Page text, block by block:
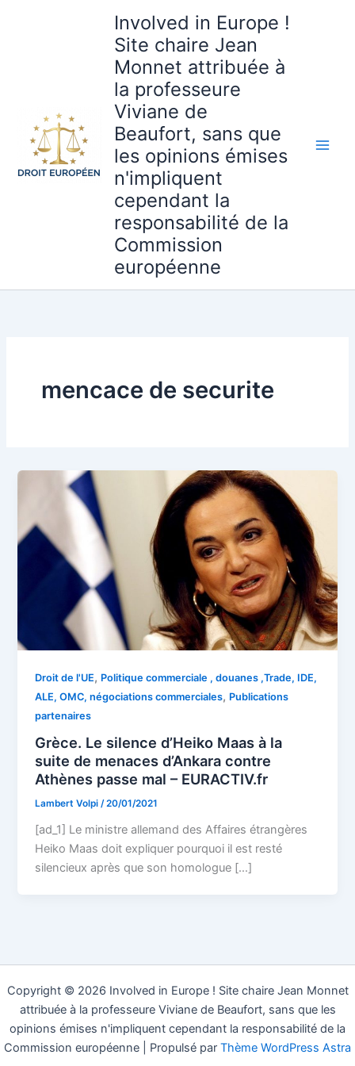
Involved in Europe !
Site chaire Jean
Monnet attribuée à
la professeure
Viviane de
Beaufort, sans que
les opinions émises
n'impliquent
cependant la
responsabilité de la
Commission
européenne
mencace de securite
Droit de l'UE, Politique commerciale , douanes ,Trade, IDE,
ALE, OMC, négociations commerciales, Publications
partenaires
Grèce. Le silence d’Heiko Maas à la
suite de menaces d’Ankara contre
Athènes passe mal – EURACTIV.fr
Lambert Volpi/20/01/2021
[ad_1] Le ministre allemand des Affaires étrangères
Heiko Maas doit expliquer pourquoi il est resté
silencieux après que son homologue […]
Copyright © 2026 Involved in Europe ! Site chaire Jean Monnet
attribuée à la professeure Viviane de Beaufort, sans que les
opinions émises n'impliquent cependant la responsabilité de la
Commission européenne | Propulsé par Thème WordPress Astra